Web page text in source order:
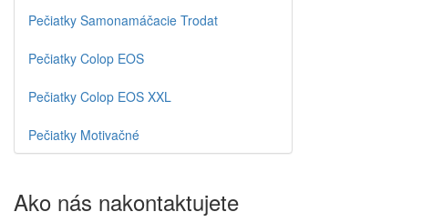
Pečiatky Samonamáčacie Trodat
Pečiatky Colop EOS
Pečiatky Colop EOS XXL
Pečiatky Motivačné
Ako nás nakontaktujete